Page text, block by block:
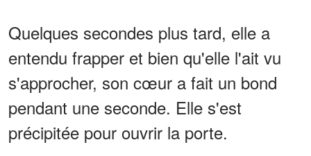
Quelques secondes plus tard, elle a
entendu frapper et bien qu'elle l'ait vu
s'approcher, son cœur a fait un bond
pendant une seconde. Elle s'est
précipitée pour ouvrir la porte.